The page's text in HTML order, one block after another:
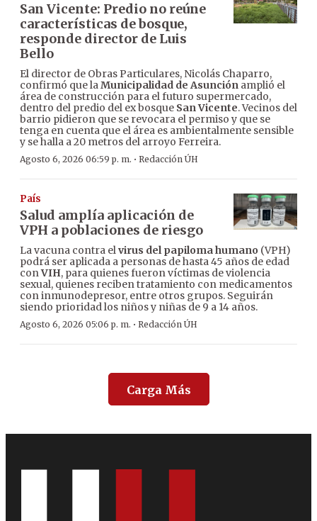
San Vicente: Predio no reúne
características de bosque,
responde director de Luis
Bello
El director de Obras Particulares, Nicolás Chaparro,
confirmó que laMunicipalidad de Asunción amplió el
área de construcción para el futuro supermercado,
dentro del predio del ex bosque San Vicente. Vecinos del
barrio pidieron que se revocara el permiso y que se
tenga en cuenta que el área es ambientalmente sensible
y se halla a 20 metros del arroyo Ferreira.
Agosto 6, 2026 06:59 p. m. · Redacción ÚH
País
Salud amplía aplicación de
VPH a poblaciones de riesgo
La vacuna contra elvirus del papiloma humano (VPH)
podrá ser aplicada a personas de hasta 45 años de edad
conVIH, para quienes fueron víctimas de violencia
sexual, quienes reciben tratamiento con medicamentos
con inmunodepresor, entre otros grupos. Seguirán
siendo prioridad los niños y niñas de 9 a 14 años.
Agosto 6, 2026 05:06 p. m. · Redacción ÚH
Carga Más